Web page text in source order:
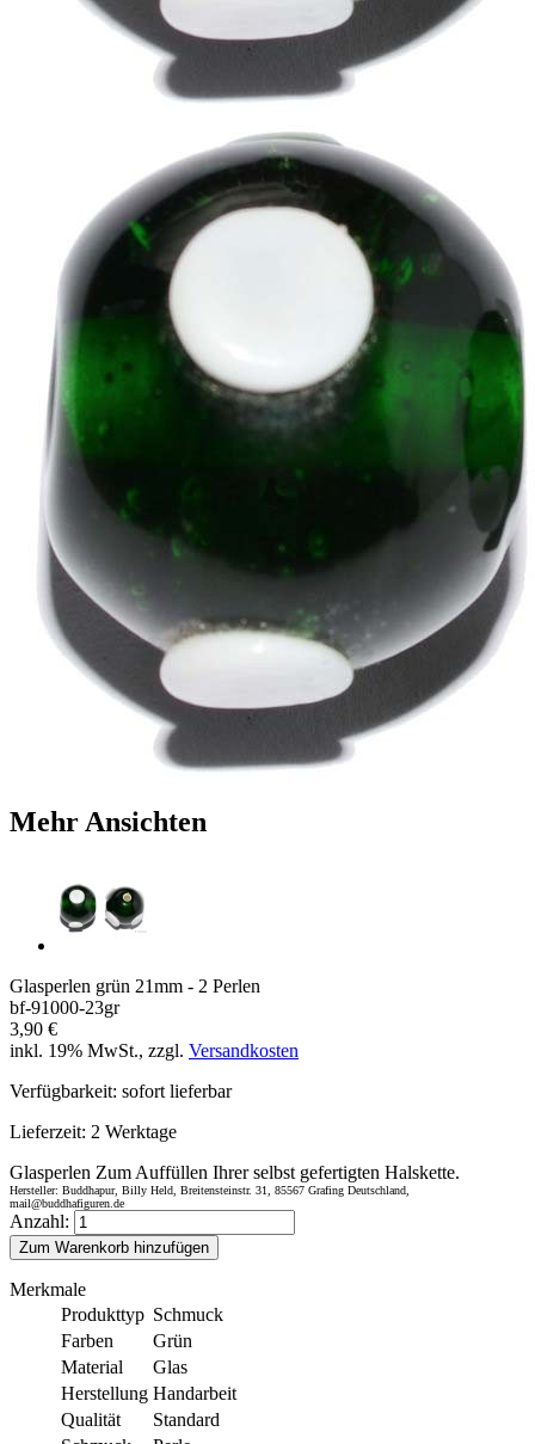
Mehr Ansichten
Glasperlen grün 21mm - 2 Perlen
bf-91000-23gr
3,90 €
inkl. 19% MwSt., zzgl. Versandkosten
Verfügbarkeit: sofort lieferbar
Lieferzeit: 2 Werktage
Glasperlen Zum Auffüllen Ihrer selbst gefertigten Halskette.
Hersteller: Buddhapur, Billy Held, Breitensteinstr. 31, 85567 Grafing Deutschland,
mail@buddhafiguren.de
Anzahl:
Zum Warenkorb hinzufügen
Merkmale
Produkttyp Schmuck
Farben
Grün
Material
Glas
Herstellung Handarbeit
Qualität
Standard